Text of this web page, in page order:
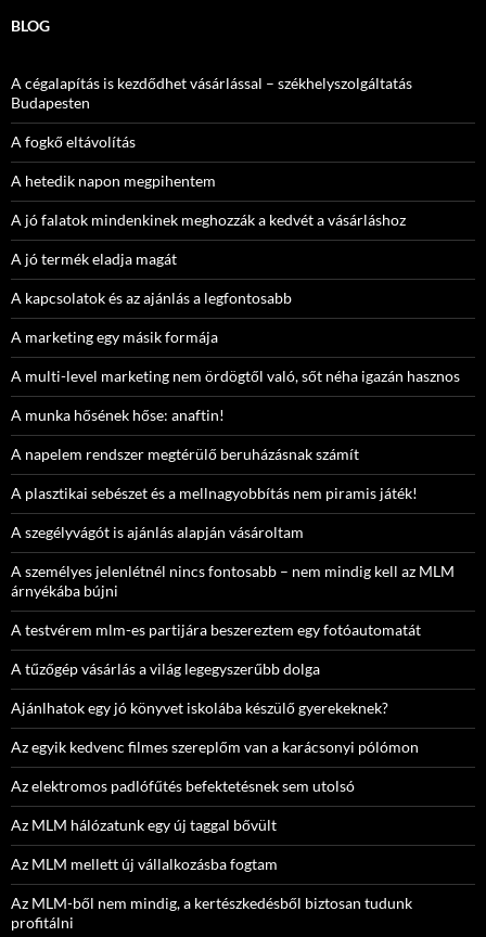
BLOG
A cégalapítás is kezdődhet vásárlással – székhelyszolgáltatás
Budapesten
A fogkő eltávolítás
A hetedik napon megpihentem
A jó falatok mindenkinek meghozzák a kedvét a vásárláshoz
A jó termék eladja magát
A kapcsolatok és az ajánlás a legfontosabb
A marketing egy másik formája
A multi-level marketing nem ördögtől való, sőt néha igazán hasznos
A munka hősének hőse: anaftin!
A napelem rendszer megtérülő beruházásnak számít
A plasztikai sebészet és a mellnagyobbítás nem piramis játék!
A szegélyvágót is ajánlás alapján vásároltam
A személyes jelenlétnél nincs fontosabb – nem mindig kell az MLM
árnyékába bújni
A testvérem mlm-es partijára beszereztem egy fotóautomatát
A tűzőgép vásárlás a világ legegyszerűbb dolga
Ajánlhatok egy jó könyvet iskolába készülő gyerekeknek?
Az egyik kedvenc filmes szereplőm van a karácsonyi pólómon
Az elektromos padlófűtés befektetésnek sem utolsó
Az MLM hálózatunk egy új taggal bővült
Az MLM mellett új vállalkozásba fogtam
Az MLM-ből nem mindig, a kertészkedésből biztosan tudunk
profitálni